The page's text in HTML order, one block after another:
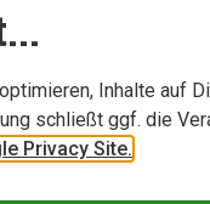
Inhalte auf
schließt ggf. die
Privacy Site.